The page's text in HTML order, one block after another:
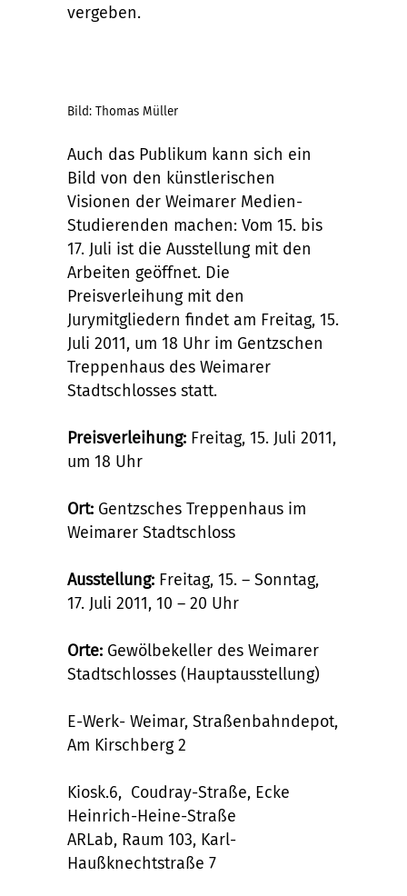
vergeben.
Bild: Thomas Müller
Auch das Publikum kann sich ein
Bild von den künstlerischen
Visionen der Weimarer Medien-
Studierenden machen: Vom 15. bis
17. Juli ist die Ausstellung mit den
Arbeiten geöffnet. Die
Preisverleihung mit den
Jurymitgliedern findet am Freitag, 15.
Juli 2011, um 18 Uhr im Gentzschen
Treppenhaus des Weimarer
Stadtschlosses statt.
Preisverleihung: Freitag, 15. Juli 2011,
um 18 Uhr
Ort: Gentzsches Treppenhaus im
Weimarer Stadtschloss
Ausstellung: Freitag, 15. – Sonntag,
17. Juli 2011, 10 – 20 Uhr
Orte: Gewölbekeller des Weimarer
Stadtschlosses (Hauptausstellung)
E-Werk- Weimar, Straßenbahndepot,
Am Kirschberg 2
Kiosk.6, Coudray-Straße, Ecke
Heinrich-Heine-Straße
ARLab, Raum 103, Karl-
Haußknechtstraße 7